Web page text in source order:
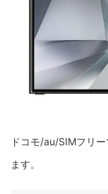
ドコモ/au/SIMフリ
ます。